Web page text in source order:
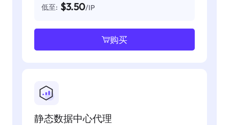
低至: $3.50/IP
购买
静态数据中心代理